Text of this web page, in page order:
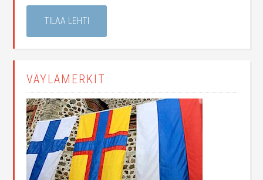
TILAA LEHTI
VÄYLÄMERKIT